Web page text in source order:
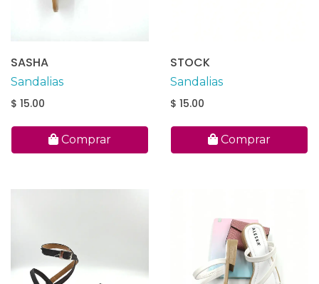
SASHA
Sandalias
$ 15.00
Comprar
STOCK
Sandalias
$ 15.00
Comprar